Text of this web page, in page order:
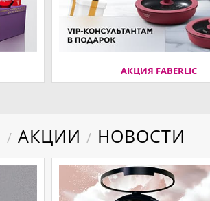
АКЦИЯ FABERLIC
/ АКЦИИ / НОВОСТИ